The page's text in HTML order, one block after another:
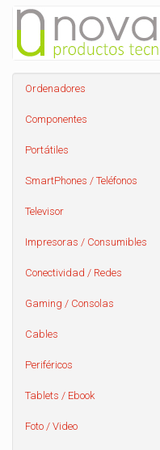
Ordenadores
Componentes
Portátiles
SmartPhones / Teléfonos
Televisor
Impresoras / Consumibles
Conectividad / Redes
Gaming / Consolas
Cables
Periféricos
Tablets / Ebook
Foto / Video